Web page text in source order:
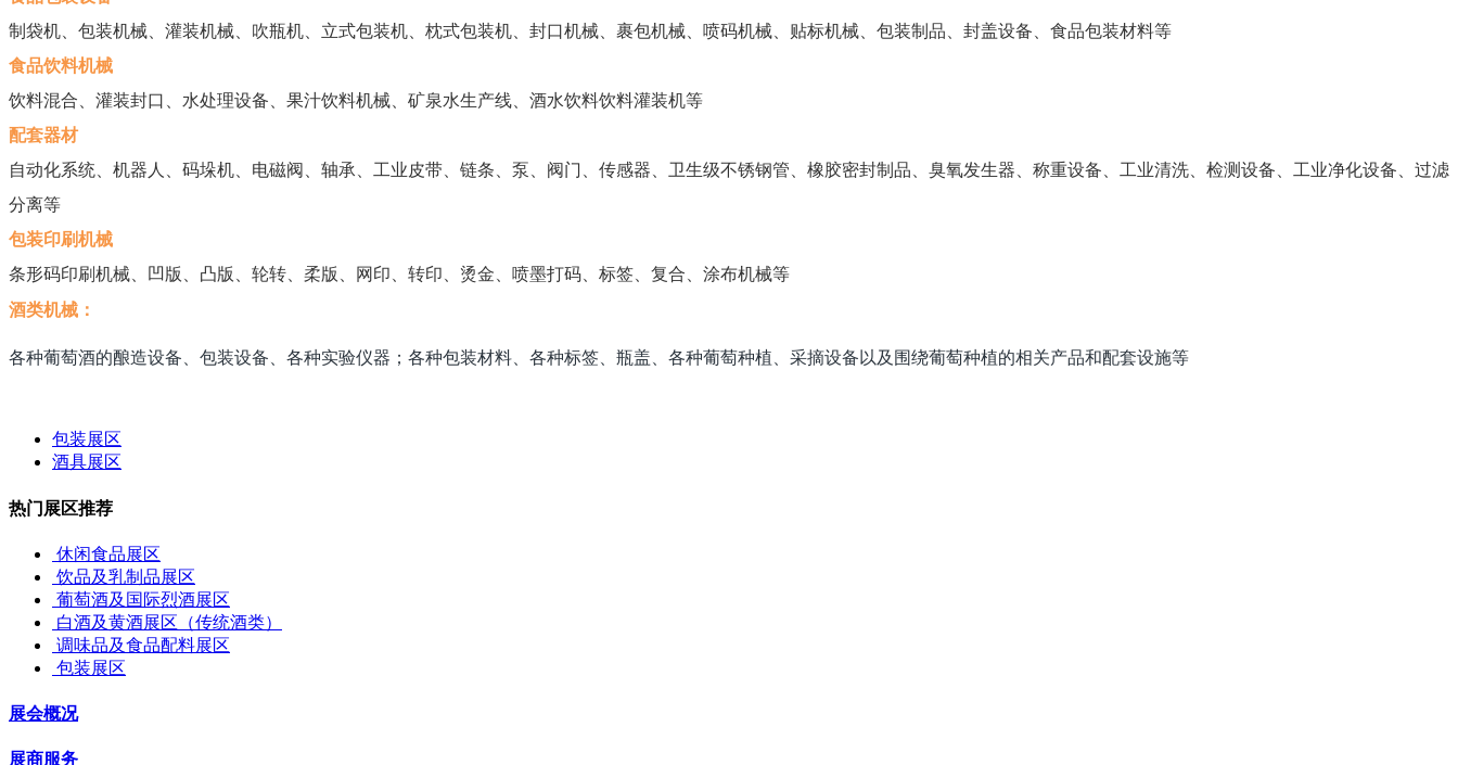
制袋机、包装机械、灌装机械、吹瓶机、立式包装机、枕式包装机、封口机械、裹包机械、喷码机械、贴标机械、包装制品、封盖设备、食品包装材料等
食品饮料机械
饮料混合、灌装封口、水处理设备、果汁饮料机械、矿泉水生产线、酒水饮料饮料灌装机等
配套器材
自动化系统、机器人、码垛机、电磁阀、轴承、工业皮带、链条、泵、阀门、传感器、卫生级不锈钢管、橡胶密封制品、臭氧发生器、称重设备、工业清洗、检测设备、工业净化设备、过滤
分离等
包装印刷机械
条形码印刷机械、凹版、凸版、轮转、柔版、网印、转印、烫金、喷墨打码、标签、复合、涂布机械等
酒类机械：
各种葡萄酒的酿造设备、包装设备、各种实验仪器；各种包装材料、各种标签、瓶盖、各种葡萄种植、采摘设备以及围绕葡萄种植的相关产品和配套设施等
包装展区
酒具展区
热门展区推荐
休闲食品展区
饮品及乳制品展区
葡萄酒及国际烈酒展区
白酒及黄酒展区（传统酒类）
调味品及食品配料展区
包装展区
展会概况
展商服务